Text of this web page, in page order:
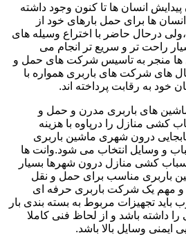
انسان ها تا کنون وجود داشته
ها برای حمل بارهای خود از
درحال حاضر با اختراع وسیله های
راحت تر و سریع تر انجام می
ها منجر به تاسیس شرکت های حمل و
های شرکت های باربری همواره با
خود به رقابت پرداخته اند.
ماشین های باربری مدرن و حمل و
کشی منازل را درپاوه با هزینه
درون شهری ماشین باربری
و وسایل انتخاب می شود.وانت ها
کشی منازل درون شهرها بسیار
باربری مناسب برای حمل و نقل
مهم یک شرکت باربری حرفه ای
تجهیزات مربوط به بسته بندی بار
داشته باشد و از لحاظ فنی کاملا
ایمنی وسایل بالا باشد.